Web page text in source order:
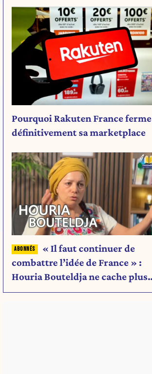
Pourquoi Rakuten France ferme
définitivement sa marketplace
« Il faut continuer de
combattre l’idée de France » :
Houria Bouteldja ne cache plus
rien de son projet